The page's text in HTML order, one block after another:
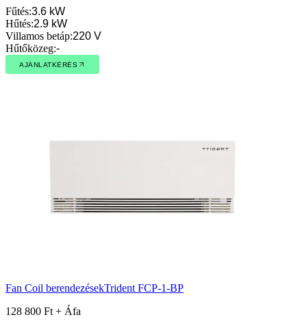
Fűtés:3.6 kW
Hűtés:2.9 kW
Villamos betáp:220 V
Hűtőközeg:-
AJÁNLATKÉRÉS
Fan Coil berendezésekTrident FCP-1-BP
128 800 Ft + Áfa